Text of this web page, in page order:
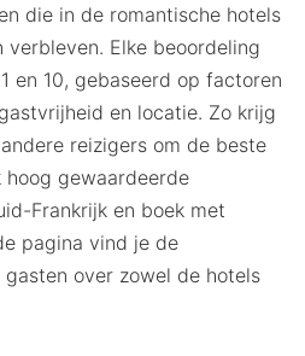
die in de romantische hotels
verbleven. Elke beoordeling
en 10, gebaseerd op factoren
en locatie. Zo krijg
reizigers om de beste
hoog gewaardeerde
Frankrijk en boek met
pagina vind je de
over zowel de hotels